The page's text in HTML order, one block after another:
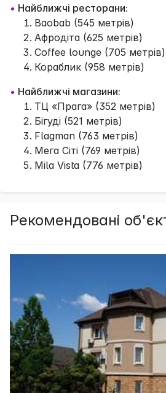
• Найближчі ресторани:
Baobab (545 метрів)
Афродіта (625 метрів)
Coffee lounge (705 метрів)
Кораблик (958 метрів)
• Найближчі магазини:
ТЦ «Прага» (352 метрів)
Бігуді (521 метрів)
Flagman (763 метрів)
Мега Сіті (769 метрів)
Mila Vista (776 метрів)
Рекомендовані